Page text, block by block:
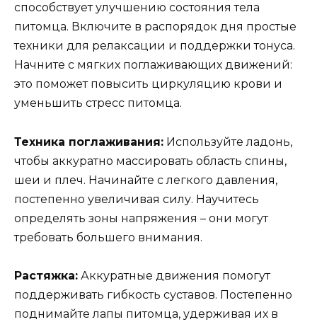
способствует улучшению состояния тела
питомца. Включите в распорядок дня простые
техники для релаксации и поддержки тонуса.
Начните с мягких поглаживающих движений:
это поможет повысить циркуляцию крови и
уменьшить стресс питомца.
Техника поглаживания: Используйте ладонь,
чтобы аккуратно массировать область спины,
шеи и плеч. Начинайте с легкого давления,
постепенно увеличивая силу. Научитесь
определять зоны напряжения – они могут
требовать большего внимания.
Растяжка: Аккуратные движения помогут
поддерживать гибкость суставов. Постепенно
поднимайте лапы питомца, удерживая их в